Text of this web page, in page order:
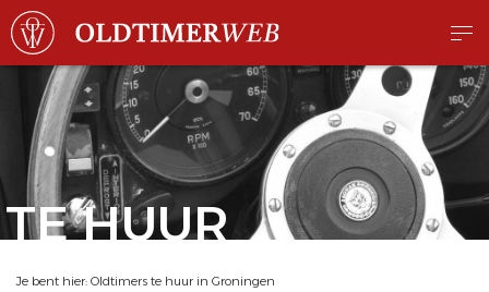
TE HUUR
Je bent hier: Oldtimers te huur in Groningen